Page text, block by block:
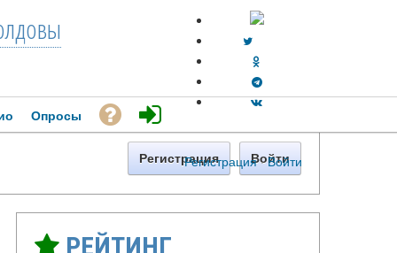
Регистрация · Войти
Опросы
Регистрация Войти
РЕЙТИНГ